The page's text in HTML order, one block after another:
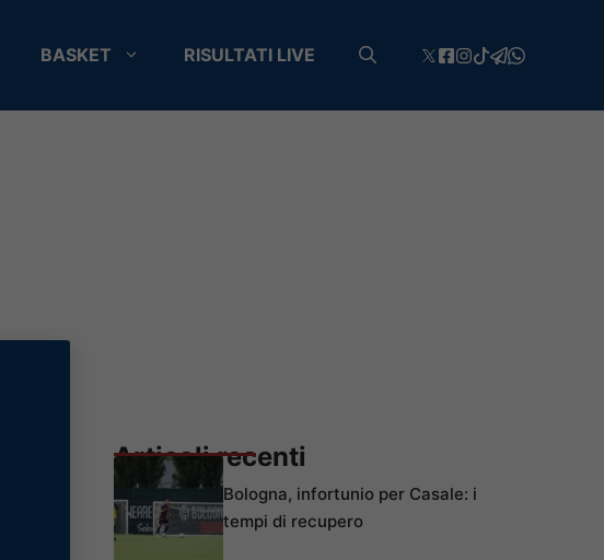
BASKET RISULTATI LIVE
Articoli recenti
Bologna, infortunio per Casale: i
tempi di recupero